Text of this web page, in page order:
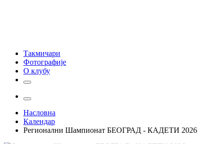
Такмичари
Фотографије
О клубу
Насловна
Календар
Регионални Шампионат БЕОГРАД - КАДЕТИ 2026